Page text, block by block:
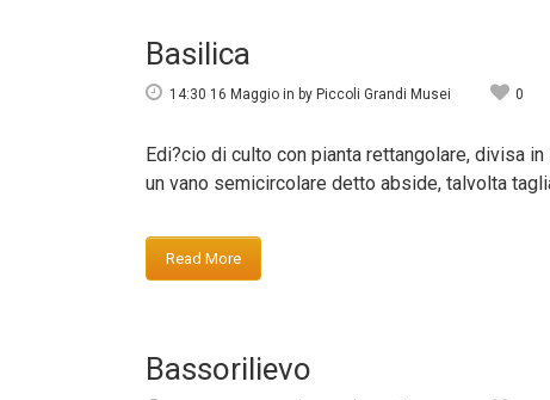
Basilica
14:30 16 Maggio in by Piccoli Grandi Musei 0
Edi?cio di culto con pianta rettangolare, divisa
un vano semicircolare detto abside, talvolta
Read More
Bassorilievo